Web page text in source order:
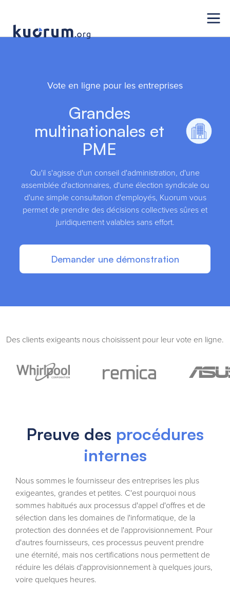
Vote en ligne pour les entreprises
Grandes
multinationales et
PME
Qu'il s'agisse d'un conseil d'administration, d'une
assemblée d'actionnaires, d'une élection syndicale ou
d'une simple consultation d'employés, Kuorum vous
permet de prendre des décisions collectives sûres et
juridiquement valables sans effort.
Demander une démonstration
Des clients exigeants nous choisissent pour leur vote en ligne.
Preuve des procédures
internes
Nous sommes le fournisseur des entreprises les plus
exigeantes, grandes et petites. C'est pourquoi nous
sommes habitués aux processus d'appel d'offres et de
sélection dans les domaines de l'informatique, de la
protection des données et de l'approvisionnement. Pour
d'autres fournisseurs, ces processus peuvent prendre
une éternité, mais nos certifications nous permettent de
réduire les délais d'approvisionnement à quelques jours,
voire quelques heures.